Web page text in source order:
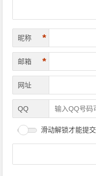
昵称 *
邮箱 *
网址
QQ
滑动解锁才能提交